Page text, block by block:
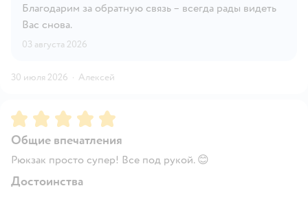
Благодарим за обратную связь – всегда рады видеть
Вас снова.
03 августа 2026
30 июля 2026 · Алексей
Рейтинг:5
Общие впечатления
Рюкзак просто супер! Все под рукой. 😊
Достоинства